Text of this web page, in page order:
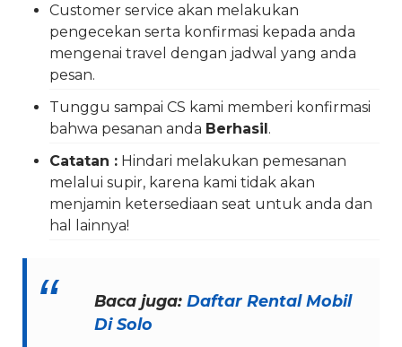
Customer service akan melakukan
pengecekan serta konfirmasi kepada anda
mengenai travel dengan jadwal yang anda
pesan.
Tunggu sampai CS kami memberi konfirmasi
bahwa pesanan anda Berhasil.
Catatan : Hindari melakukan pemesanan
melalui supir, karena kami tidak akan
menjamin ketersediaan seat untuk anda dan
hal lainnya!
Baca juga:Daftar Rental Mobil
Di Solo